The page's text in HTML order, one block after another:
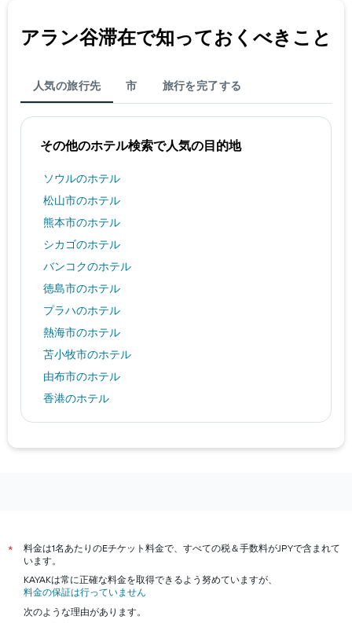
アラン谷​滞在で知っておくべきこと
人気の旅行先 市 旅行を完了する
その他のホテル検索で人気の目的地
ソウルのホテル
松山市のホテル
熊本市のホテル
シカゴのホテル
バンコクのホテル
徳島市のホテル
プラハのホテル
熱海市のホテル
苫小牧市のホテル
由布市のホテル
香港のホテル
上海市のホテル
新潟市のホテル
大阪市のホテル
福岡市のホテル
京都市のホテル
*
料金は1名あたりのEチケット料金で、すべての税＆手数料がJPYで含まれて
います。
KAYAKは常に正確な料金を取得できるよう努めていますが、
料金の保証は行っていません
次のような理由があります。